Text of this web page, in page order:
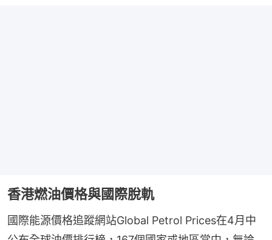
香港燃油價格與國際脫軌
國際能源價格追蹤網站Global Petrol Prices在4月中